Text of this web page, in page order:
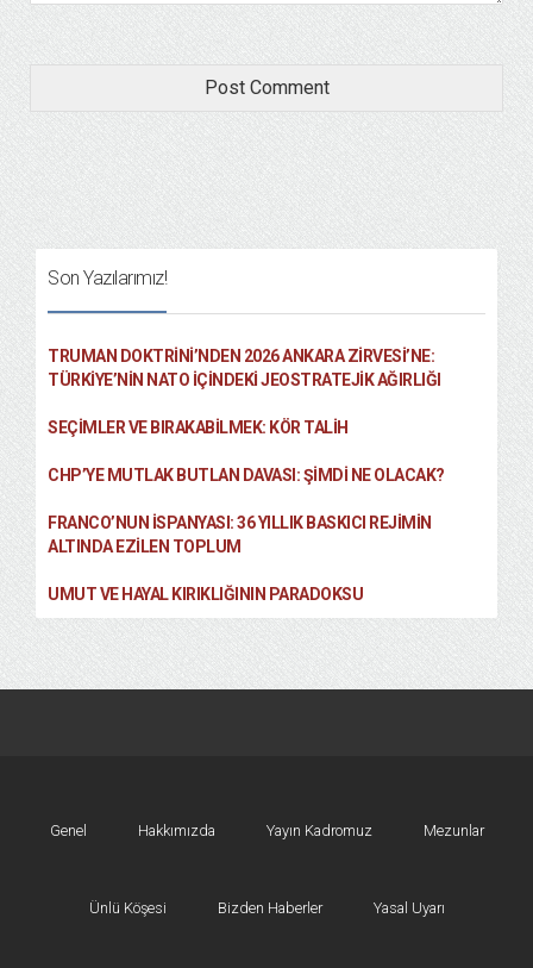
Son Yazılarımız!
TRUMAN DOKTRINI’NDEN 2026 ANKARA ZIRVESI’NE:
TÜRKIYE’NIN NATO İÇINDEKI JEOSTRATEJIK AĞIRLIĞI
SEÇIMLER VE BIRAKABILMEK: KÖR TALIH
CHP’YE MUTLAK BUTLAN DAVASI: ŞİMDİ NE OLACAK?
FRANCO’NUN İSPANYASI: 36 YILLIK BASKICI REJIMIN
ALTINDA EZILEN TOPLUM
UMUT VE HAYAL KIRIKLIĞININ PARADOKSU
Genel Hakkımızda Yayın Kadromuz Mezunlar
Ünlü Köşesi Bizden Haberler Yasal Uyarı